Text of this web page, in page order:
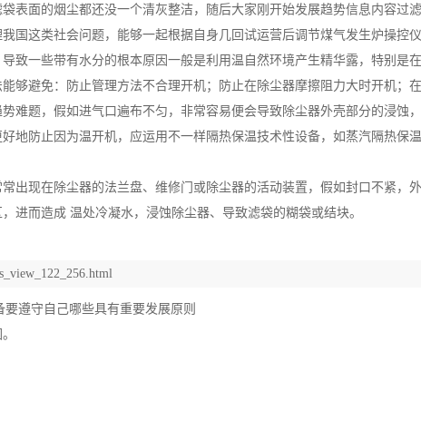
表面的烟尘都还没一个清灰整洁，随后大家刚开始发展趋势信息内容过
国这类社会问题，能够一起根据自身几回试运营后调节煤气发生炉操控仪
致一些带有水分的根本原因一般是利用温自然环境产生精华露，特别是
够避免：防止管理方法不合理开机；防止在除尘器摩擦阻力大时开机；
难题，假如进气口遍布不匀，非常容易便会导致除尘器外壳部分的浸蚀
地防止因为温开机，应运用不一样隔热保温技术性设备，如蒸汽隔热保
出现在除尘器的法兰盘、维修门或除尘器的活动装置，假如封口不紧，外
进而造成 温处冷凝水，浸蚀除尘器、导致滤袋的糊袋或结块。
遵守自己哪些具有重要发展原则